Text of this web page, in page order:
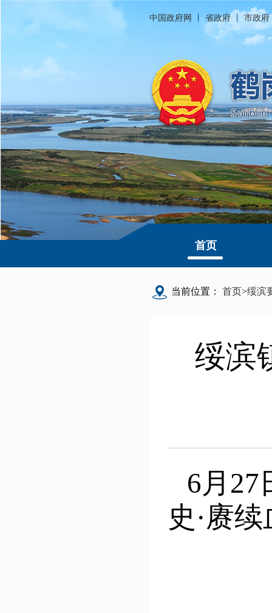
中国政府网 丨省政府 市政府
首页
当前位置： 首页>绥滨
绥滨
6月27
史·赓